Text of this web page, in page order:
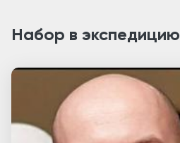
Набор в экспедицию